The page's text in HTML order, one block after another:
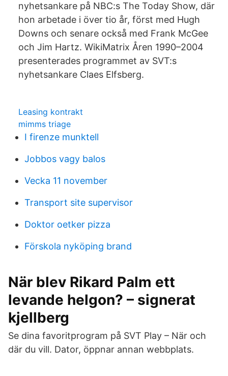
nyhetsankare på NBC:s The Today Show, där
hon arbetade i över tio år, först med Hugh
Downs och senare också med Frank McGee
och Jim Hartz. WikiMatrix Åren 1990–2004
presenterades programmet av SVT:s
nyhetsankare Claes Elfsberg.
Leasing kontrakt
mimms triage
I firenze munktell
Jobbos vagy balos
Vecka 11 november
Transport site supervisor
Doktor oetker pizza
Förskola nyköping brand
När blev Rikard Palm ett
levande helgon? – signerat
kjellberg
Se dina favoritprogram på SVT Play – När och
där du vill. Dator, öppnar annan webbplats.